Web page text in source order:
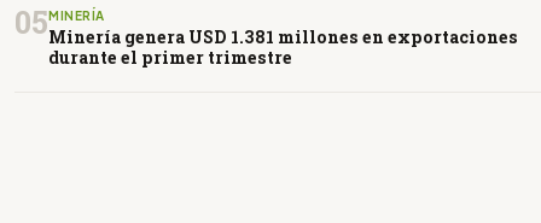
05 MINERÍA
Minería genera USD 1.381 millones en exportaciones
durante el primer trimestre